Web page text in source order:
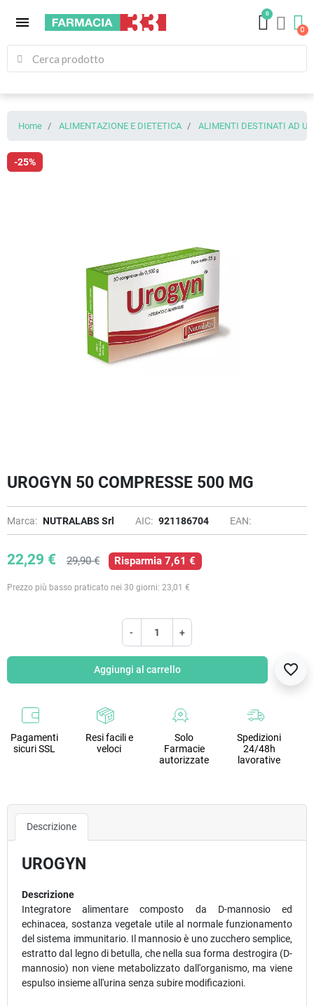
menu
0
Home ALIMENTAZIONE E DIETETICA ALIMENTI DESTINATI AD
-25%
UROGYN 50 COMPRESSE 500 MG
Marca: NUTRALABS Srl AIC: 921186704 EAN:
22,29 € 29,90 € Risparmia 7,61 €
Prezzo più basso praticato nei 30 giorni: 23,01 €
- +
Aggiungi al carrello favorite_border
Pagamenti
sicuri SSL
Resi facili e
veloci
Solo
Farmacie
autorizzate
Spedizioni
24/48h
lavorative
Descrizione
UROGYN
Descrizione
Integratore alimentare composto da D-mannosio ed
echinacea, sostanza vegetale utile al normale funzionamento
del sistema immunitario. Il mannosio è uno zucchero semplice,
estratto dal legno di betulla, che nella sua forma destrogira (D-
mannosio) non viene metabolizzato dall'organismo, ma viene
espulso insieme all'urina senza subire modificazioni.